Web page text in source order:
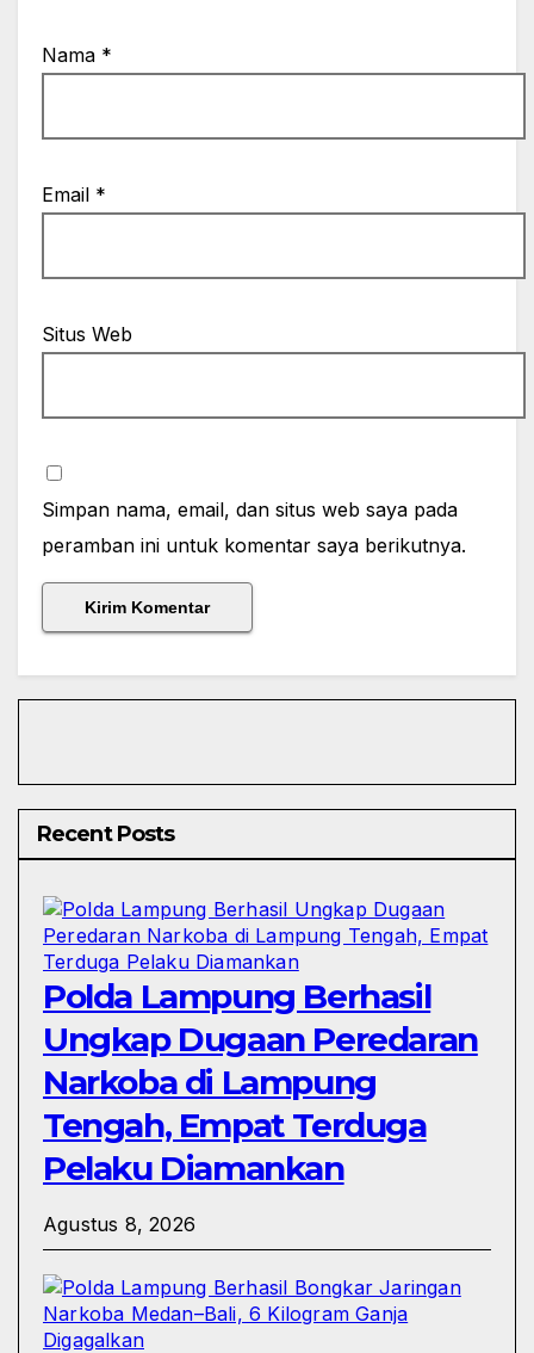
Nama *
Email *
Situs Web
Simpan nama, email, dan situs web saya pada
peramban ini untuk komentar saya berikutnya.
Recent Posts
Polda Lampung Berhasil
Ungkap Dugaan Peredaran
Narkoba di Lampung
Tengah, Empat Terduga
Pelaku Diamankan
Agustus 8, 2026